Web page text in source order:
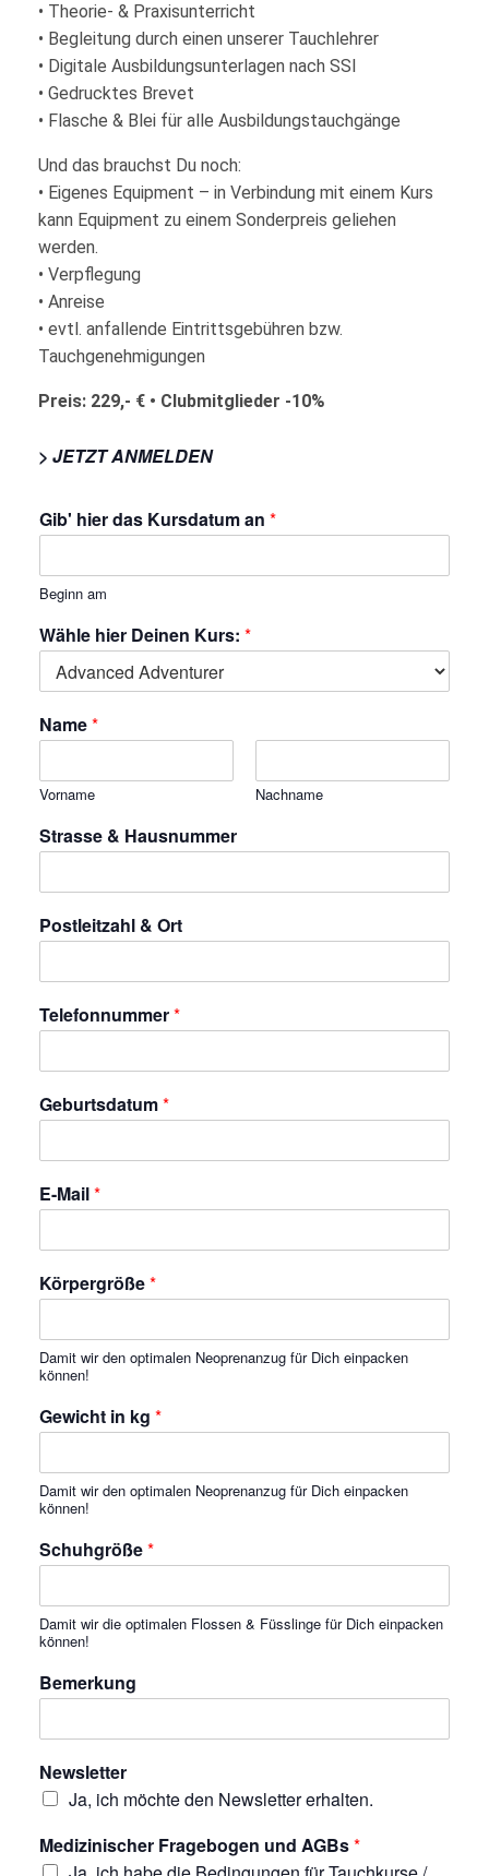
• Theorie- & Praxisunterricht
• Begleitung durch einen unserer Tauchlehrer
• Digitale Ausbildungsunterlagen nach SSI
• Gedrucktes Brevet
• Flasche & Blei für alle Ausbildungstauchgänge
Und das brauchst Du noch:
• Eigenes Equipment – in Verbindung mit einem Kurs
kann Equipment zu einem Sonderpreis geliehen
werden.
• Verpflegung
• Anreise
• evtl. anfallende Eintrittsgebühren bzw.
Tauchgenehmigungen
Preis: 229,- € • Clubmitglieder -10%
> JETZT ANMELDEN
Gib' hier das Kursdatum an *
Beginn am
Wähle hier Deinen Kurs: *
Name*
Vorname Nachname
Strasse & Hausnummer
Postleitzahl & Ort
Telefonnummer*
Geburtsdatum*
E-Mail*
Körpergröße*
Damit wir den optimalen Neoprenanzug für Dich einpacken
können!
Gewicht in kg *
Damit wir den optimalen Neoprenanzug für Dich einpacken
können!
Schuhgröße*
Damit wir die optimalen Flossen & Füsslinge für Dich einpacken
können!
Bemerkung
Newsletter
Ja, ich möchte den Newsletter erhalten.
Medizinischer Fragebogen und AGBs*